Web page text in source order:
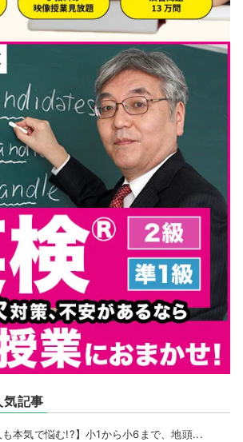
気記事
も本気で悩む!?】小1から小6まで、地頭...